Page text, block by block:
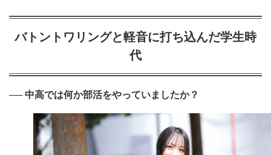
バトントワリングと軽音に打ち込んだ学生時
代
── 中高では何か部活をやっていましたか？